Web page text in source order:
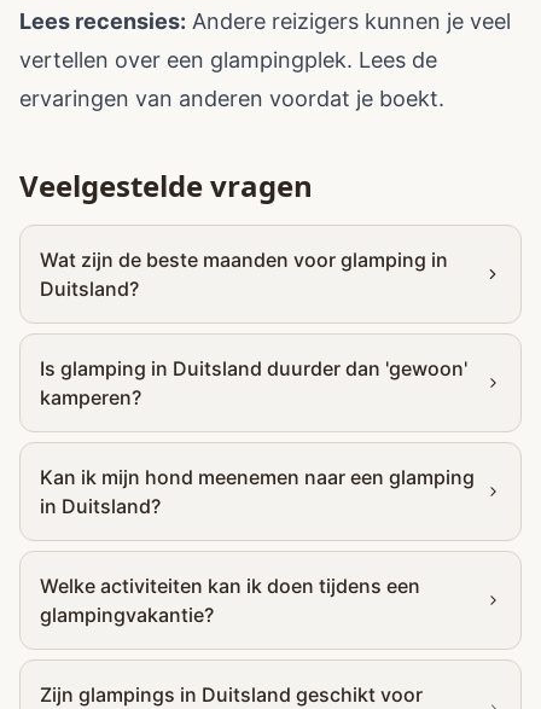
Lees recensies: Andere reizigers kunnen je veel
vertellen over een glampingplek. Lees de
ervaringen van anderen voordat je boekt.
Veelgestelde vragen
Wat zijn de beste maanden voor glamping in
Duitsland?
Is glamping in Duitsland duurder dan 'gewoon'
kamperen?
Kan ik mijn hond meenemen naar een glamping
in Duitsland?
Welke activiteiten kan ik doen tijdens een
glampingvakantie?
Zijn glampings in Duitsland geschikt voor